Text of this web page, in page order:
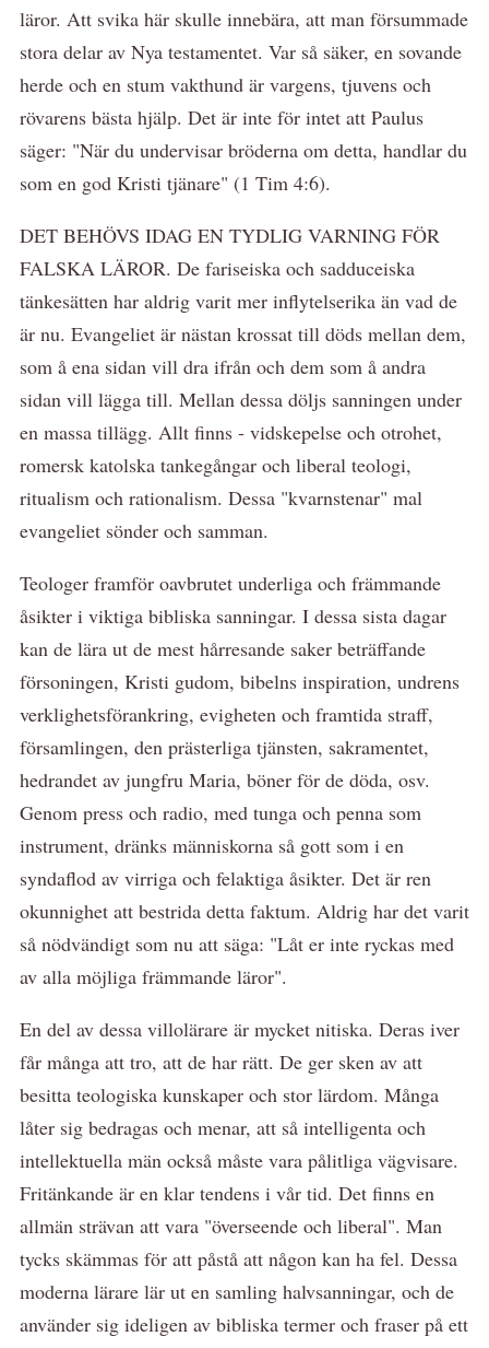
läror. Att svika här skulle innebära, att man försummade
stora delar av Nya testamentet. Var så säker, en sovande
herde och en stum vakthund är vargens, tjuvens och
rövarens bästa hjälp. Det är inte för intet att Paulus
säger: "När du undervisar bröderna om detta, handlar du
som en god Kristi tjänare" (1 Tim 4:6).
DET BEHÖVS IDAG EN TYDLIG VARNING FÖR
FALSKA LÄROR. De fariseiska och sadduceiska
tänkesätten har aldrig varit mer inflytelserika än vad de
är nu. Evangeliet är nästan krossat till döds mellan dem,
som å ena sidan vill dra ifrån och dem som å andra
sidan vill lägga till. Mellan dessa döljs sanningen under
en massa tillägg. Allt finns - vidskepelse och otrohet,
romersk katolska tankegångar och liberal teologi,
ritualism och rationalism. Dessa "kvarnstenar" mal
evangeliet sönder och samman.
Teologer framför oavbrutet underliga och främmande
åsikter i viktiga bibliska sanningar. I dessa sista dagar
kan de lära ut de mest hårresande saker beträffande
försoningen, Kristi gudom, bibelns inspiration, undrens
verklighetsförankring, evigheten och framtida straff,
församlingen, den prästerliga tjänsten, sakramentet,
hedrandet av jungfru Maria, böner för de döda, osv.
Genom press och radio, med tunga och penna som
instrument, dränks människorna så gott som i en
syndaflod av virriga och felaktiga åsikter. Det är ren
okunnighet att bestrida detta faktum. Aldrig har det varit
så nödvändigt som nu att säga: "Låt er inte ryckas med
av alla möjliga främmande läror".
En del av dessa villolärare är mycket nitiska. Deras iver
får många att tro, att de har rätt. De ger sken av att
besitta teologiska kunskaper och stor lärdom. Många
låter sig bedragas och menar, att så intelligenta och
intellektuella män också måste vara pålitliga vägvisare.
Fritänkande är en klar tendens i vår tid. Det finns en
allmän strävan att vara "överseende och liberal". Man
tycks skämmas för att påstå att någon kan ha fel. Dessa
moderna lärare lär ut en samling halvsanningar, och de
använder sig ideligen av bibliska termer och fraser på ett